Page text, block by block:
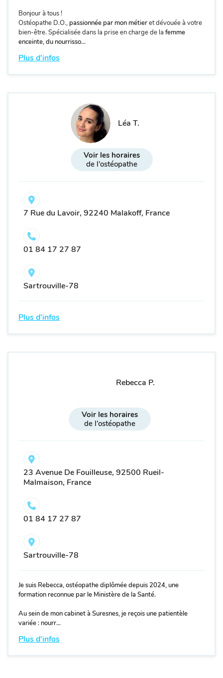
Bonjour à tous !
Ostéopathe D.O., passionnée par mon métieret dévouée à votre
bien-être. Spécialisée dans la prise en charge de la femme
enceinte, du nourrisso...
Plus d'infos
Léa T.
Voir les horaires
de l'ostéopathe
7 Rue du Lavoir, 92240 Malakoff, France
01 84 17 27 87
Sartrouville-78
Plus d'infos
Rebecca P.
Voir les horaires
de l'ostéopathe
23 Avenue De Fouilleuse, 92500 Rueil-
Malmaison, France
01 84 17 27 87
Sartrouville-78
Je suis Rebecca, ostéopathe diplômée depuis 2024, une
formation reconnue par le Ministère de la Santé.
Au sein de mon cabinet à Suresnes, je reçois une patientèle
variée : nourr...
Plus d'infos